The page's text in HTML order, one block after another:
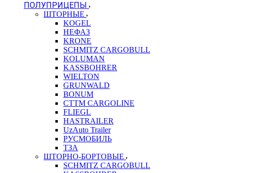
ПОЛУПРИЦЕПЫ
ШТОРНЫЕ
KOGEL
НЕФАЗ
KRONE
SCHMITZ CARGOBULL
KOLUMAN
KASSBOHRER
WIELTON
GRUNWALD
BONUM
CTTM CARGOLINE
FLIEGL
HASTRAILER
UzAuto Trailer
РУСМОБИЛЬ
ТЗА
ШТОРНО-БОРТОВЫЕ
SCHMITZ CARGOBULL